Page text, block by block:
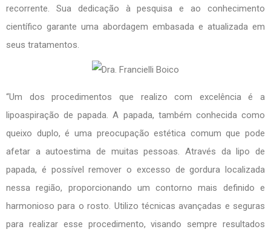
recorrente. Sua dedicação à pesquisa e ao conhecimento
científico garante uma abordagem embasada e atualizada em
seus tratamentos.
“Um dos procedimentos que realizo com excelência é a
lipoaspiração de papada. A papada, também conhecida como
queixo duplo, é uma preocupação estética comum que pode
afetar a autoestima de muitas pessoas. Através da lipo de
papada, é possível remover o excesso de gordura localizada
nessa região, proporcionando um contorno mais definido e
harmonioso para o rosto. Utilizo técnicas avançadas e seguras
para realizar esse procedimento, visando sempre resultados